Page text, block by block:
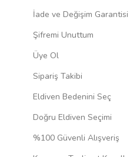
İade ve Değişim Garantisi
Şifremi Unuttum
Üye Ol
Sipariş Takibi
Eldiven Bedenini Seç
Doğru Eldiven Seçimi
%100 Güvenli Alışveriş